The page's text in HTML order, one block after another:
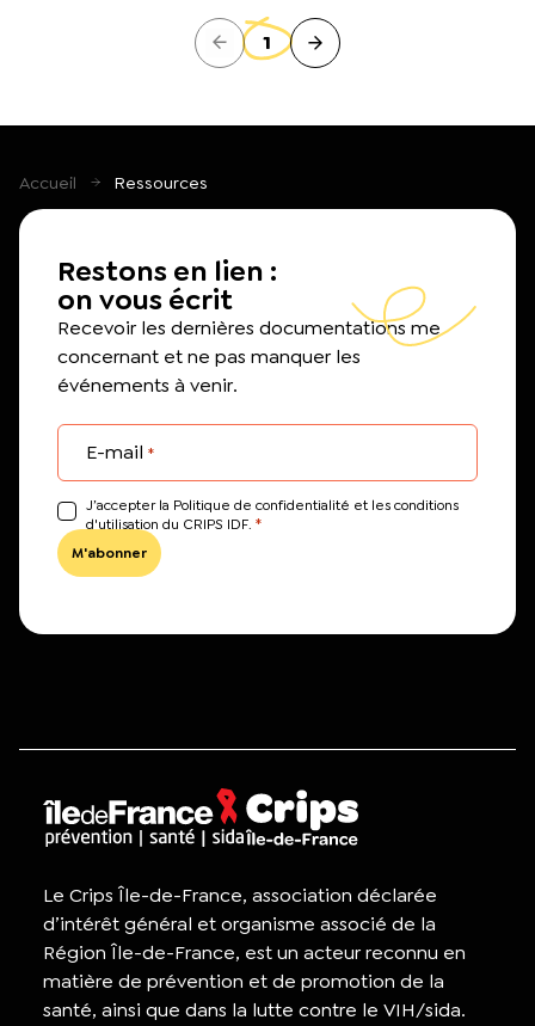
1
Accueil Ressources
Restons en lien :
on vous écrit
Recevoir les dernières documentations me
concernant et ne pas manquer les
événements à venir.
E-mail *
J’accepter la Politique de confidentialité et les conditions
d'utilisation du CRIPS IDF. *
Le Crips Île-de-France, association déclarée
d’intérêt général et organisme associé de la
Région Île-de-France, est un acteur reconnu en
matière de prévention et de promotion de la
santé, ainsi que dans la lutte contre le VIH/sida.